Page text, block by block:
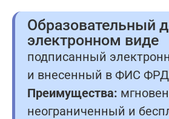
Образовательный
электронном виде
подписанный
и внесенный в ФИС
Преимущества:
неограниченный и